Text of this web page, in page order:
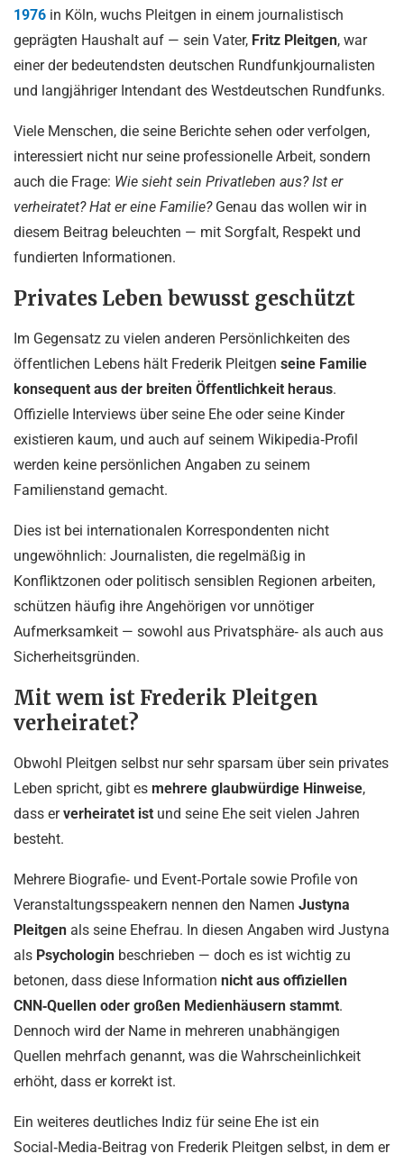
1976 in Köln, wuchs Pleitgen in einem journalistisch
geprägten Haushalt auf — sein Vater, Fritz Pleitgen, war
einer der bedeutendsten deutschen Rundfunkjournalisten
und langjähriger Intendant des Westdeutschen Rundfunks.
Viele Menschen, die seine Berichte sehen oder verfolgen,
interessiert nicht nur seine professionelle Arbeit, sondern
auch die Frage: Wie sieht sein Privatleben aus? Ist er
verheiratet? Hat er eine Familie?Genau das wollen wir in
diesem Beitrag beleuchten — mit Sorgfalt, Respekt und
fundierten Informationen.
Privates Leben bewusst geschützt
Im Gegensatz zu vielen anderen Persönlichkeiten des
öffentlichen Lebens hält Frederik Pleitgen seine Familie
konsequent aus der breiten Öffentlichkeit heraus.
Offizielle Interviews über seine Ehe oder seine Kinder
existieren kaum, und auch auf seinem Wikipedia‑Profil
werden keine persönlichen Angaben zu seinem
Familienstand gemacht.
Dies ist bei internationalen Korrespondenten nicht
ungewöhnlich: Journalisten, die regelmäßig in
Konfliktzonen oder politisch sensiblen Regionen arbeiten,
schützen häufig ihre Angehörigen vor unnötiger
Aufmerksamkeit — sowohl aus Privatsphäre‑ als auch aus
Sicherheitsgründen.
Mit wem ist Frederik Pleitgen
verheiratet?
Obwohl Pleitgen selbst nur sehr sparsam über sein privates
Leben spricht, gibt es mehrere glaubwürdige Hinweise,
dass erverheiratet ist und seine Ehe seit vielen Jahren
besteht.
Mehrere Biografie‑ und Event‑Portale sowie Profile von
Veranstaltungsspeakern nennen den Namen Justyna
Pleitgen als seine Ehefrau. In diesen Angaben wird Justyna
als Psychologin beschrieben — doch es ist wichtig zu
betonen, dass diese Information nicht aus offiziellen
CNN‑Quellen oder großen Medienhäusern stammt.
Dennoch wird der Name in mehreren unabhängigen
Quellen mehrfach genannt, was die Wahrscheinlichkeit
erhöht, dass er korrekt ist.
Ein weiteres deutliches Indiz für seine Ehe ist ein
Social‑Media‑Beitrag von Frederik Pleitgen selbst, in dem er